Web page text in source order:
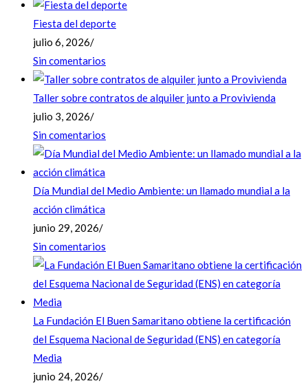
Fiesta del deporte
julio 6, 2026/
Sin comentarios
Taller sobre contratos de alquiler junto a Provivienda
julio 3, 2026/
Sin comentarios
Día Mundial del Medio Ambiente: un llamado mundial a la
acción climática
junio 29, 2026/
Sin comentarios
La Fundación El Buen Samaritano obtiene la certificación
del Esquema Nacional de Seguridad (ENS) en categoría
Media
junio 24, 2026/